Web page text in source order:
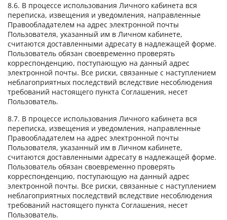
8.6. В процессе использования Личного кабинета вся
переписка, извещения и уведомления, направленные
Правообладателем на адрес электронной почты
Пользователя, указанный им в Личном кабинете,
считаются доставленными адресату в надлежащей форме.
Пользователь обязан своевременно проверять
корреспонденцию, поступающую на данный адрес
электронной почты. Все риски, связанные с наступлением
неблагоприятных последствий вследствие несоблюдения
требований настоящего пункта Соглашения, несет
Пользователь.
8.7. В процессе использования Личного кабинета вся
переписка, извещения и уведомления, направленные
Правообладателем на адрес электронной почты
Пользователя, указанный им в Личном кабинете,
считаются доставленными адресату в надлежащей форме.
Пользователь обязан своевременно проверять
корреспонденцию, поступающую на данный адрес
электронной почты. Все риски, связанные с наступлением
неблагоприятных последствий вследствие несоблюдения
требований настоящего пункта Соглашения, несет
Пользователь.